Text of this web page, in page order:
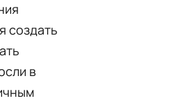
создать
в